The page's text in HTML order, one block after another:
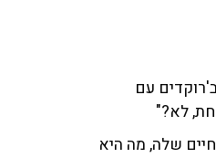
עם
לא?"
שלה, מה היא